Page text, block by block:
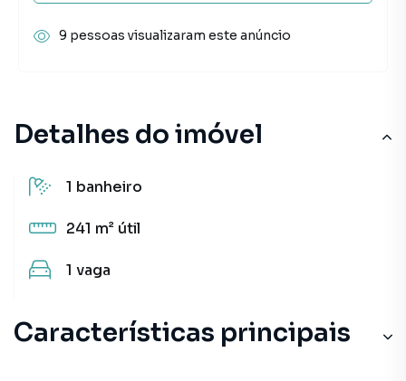
Detalhes do imóvel
1 banheiro
241 m² útil
1 vaga
Características principais
9 pessoas visualizaram este anúncio